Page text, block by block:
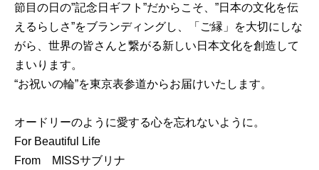
節目の日の”記念日ギフト”だからこそ、”日本の文化を伝
えるらしさ”をブランディングし、「ご縁」を大切にしな
がら、世界の皆さんと繋がる新しい日本文化を創造して
まいります。
“お祝いの輪”を東京表参道からお届けいたします。
オードリーのように愛する心を忘れないように。
For Beautiful Life
From MISSサブリナ